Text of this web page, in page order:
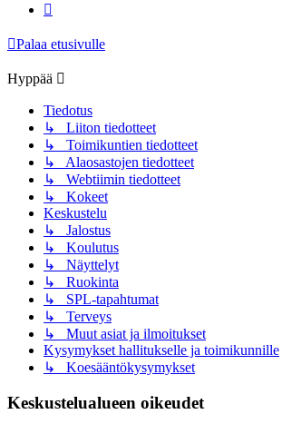
Palaa etusivulle
Hyppää
Tiedotus
↳ Liiton tiedotteet
↳ Toimikuntien tiedotteet
↳ Alaosastojen tiedotteet
↳ Webtiimin tiedotteet
↳ Kokeet
Keskustelu
↳ Jalostus
↳ Koulutus
↳ Näyttelyt
↳ Ruokinta
↳ SPL-tapahtumat
↳ Terveys
↳ Muut asiat ja ilmoitukset
Kysymykset hallitukselle ja toimikunnille
↳ Koesääntökysymykset
Keskustelualueen oikeudet